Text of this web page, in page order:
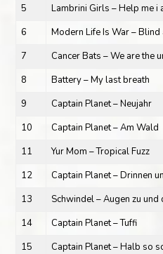
5
Lambrini Girls – Help me i
6
Modern Life Is War –
7
Cancer Bats – We are the
8
Battery – My last breath
9
Captain Planet – Neujahr
10
Captain Planet – Am Wald
11
Yur Mom – Tropical Fuzz
12
Captain Planet – Drinnen
13
Schwindel – Augen zu und
14
Captain Planet – Tuffi
15
Captain Planet – Halb so